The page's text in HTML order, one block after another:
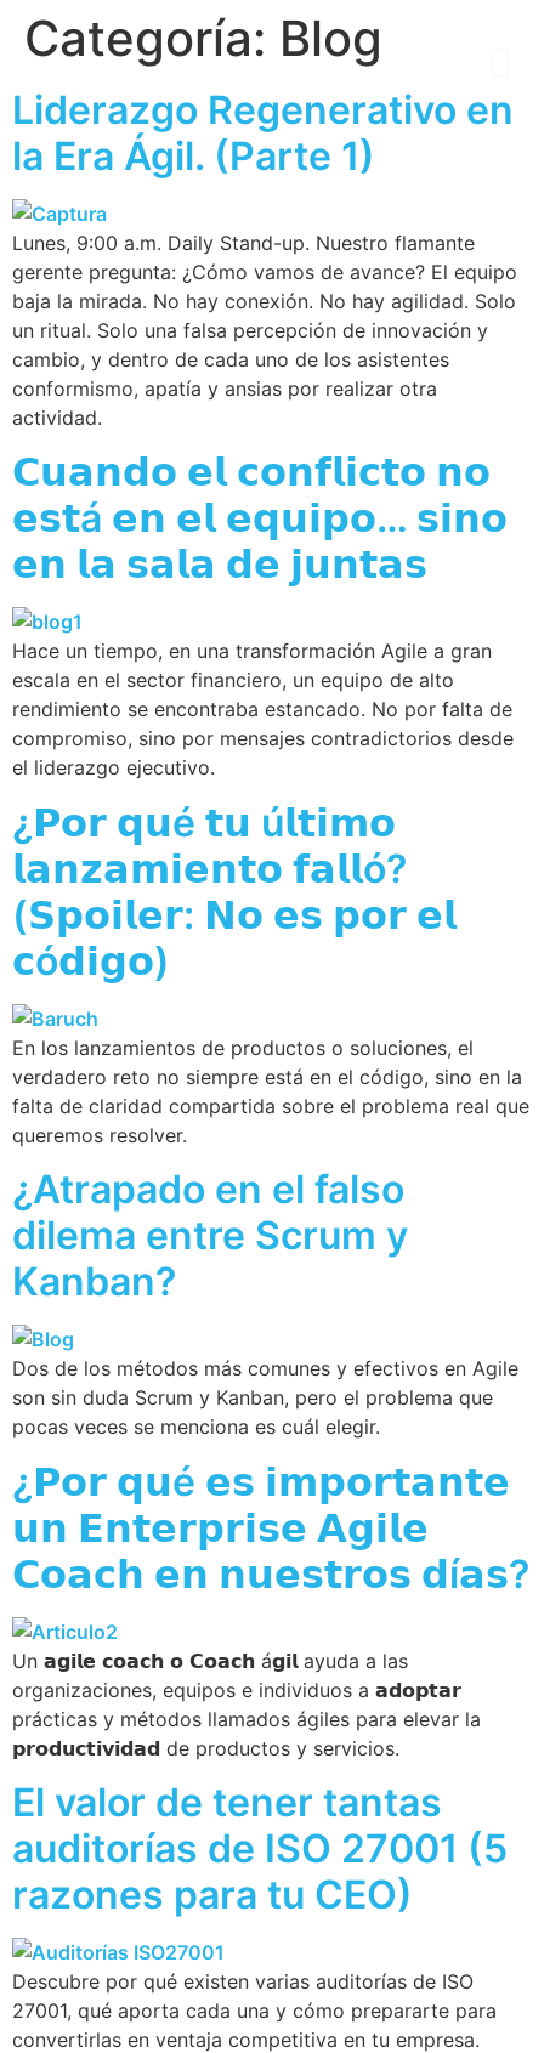
Categoría: Blog
Liderazgo Regenerativo en
la Era Ágil. (Parte 1)
Lunes, 9:00 a.m. Daily Stand-up. Nuestro flamante
gerente pregunta: ¿Cómo vamos de avance? El equipo
baja la mirada. No hay conexión. No hay agilidad. Solo
un ritual. Solo una falsa percepción de innovación y
cambio, y dentro de cada uno de los asistentes
conformismo, apatía y ansias por realizar otra
actividad.
𝗖𝘂𝗮𝗻𝗱𝗼 𝗲𝗹 𝗰𝗼𝗻𝗳𝗹𝗶𝗰𝘁𝗼 𝗻𝗼
𝗲𝘀𝘁á 𝗲𝗻 𝗲𝗹 𝗲𝗾𝘂𝗶𝗽𝗼… 𝘀𝗶𝗻𝗼
𝗲𝗻 𝗹𝗮 𝘀𝗮𝗹𝗮 𝗱𝗲 𝗷𝘂𝗻𝘁𝗮𝘀
Hace un tiempo, en una transformación Agile a gran
escala en el sector financiero, un equipo de alto
rendimiento se encontraba estancado. No por falta de
compromiso, sino por mensajes contradictorios desde
el liderazgo ejecutivo.
¿𝗣𝗼𝗿 𝗾𝘂é 𝘁𝘂 ú𝗹𝘁𝗶𝗺𝗼
𝗹𝗮𝗻𝘇𝗮𝗺𝗶𝗲𝗻𝘁𝗼 𝗳𝗮𝗹𝗹ó?
(𝗦𝗽𝗼𝗶𝗹𝗲𝗿: 𝗡𝗼 𝗲𝘀 𝗽𝗼𝗿 𝗲𝗹
𝗰ó𝗱𝗶𝗴𝗼)
En los lanzamientos de productos o soluciones, el
verdadero reto no siempre está en el código, sino en la
falta de claridad compartida sobre el problema real que
queremos resolver.
¿Atrapado en el falso
dilema entre Scrum y
Kanban?
Dos de los métodos más comunes y efectivos en Agile
son sin duda Scrum y Kanban, pero el problema que
pocas veces se menciona es cuál elegir.
¿𝗣𝗼𝗿 𝗾𝘂é 𝗲𝘀 𝗶𝗺𝗽𝗼𝗿𝘁𝗮𝗻𝘁𝗲
𝘂𝗻 𝗘𝗻𝘁𝗲𝗿𝗽𝗿𝗶𝘀𝗲 𝗔𝗴𝗶𝗹𝗲
𝗖𝗼𝗮𝗰𝗵 𝗲𝗻 𝗻𝘂𝗲𝘀𝘁𝗿𝗼𝘀 𝗱í𝗮𝘀?
Un 𝗮𝗴𝗶𝗹𝗲 𝗰𝗼𝗮𝗰𝗵 𝗼 𝗖𝗼𝗮𝗰𝗵 á𝗴𝗶𝗹 ayuda a las
organizaciones, equipos e individuos a 𝗮𝗱𝗼𝗽𝘁𝗮𝗿
prácticas y métodos llamados ágiles para elevar la
𝗽𝗿𝗼𝗱𝘂𝗰𝘁𝗶𝘃𝗶𝗱𝗮𝗱 de productos y servicios.
El valor de tener tantas
auditorías de ISO 27001 (5
razones para tu CEO)
Descubre por qué existen varias auditorías de ISO
27001, qué aporta cada una y cómo prepararte para
convertirlas en ventaja competitiva en tu empresa.